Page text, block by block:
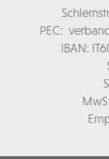
Schl
PEC:
IBAN: